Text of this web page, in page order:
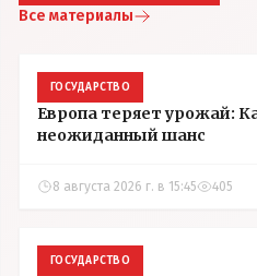
Все материалы
ГОСУДАРСТВО
Европа теряет урожай:
неожиданный шанс
8 августа 2026 г. в 15:45 405
ГОСУДАРСТВО